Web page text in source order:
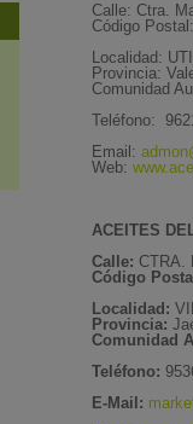
Calle: Ctra.
Código
Localidad:
Provincia:
Comunidad
Teléfono:
Email:
Web:
ACEITES
Calle: CTRA.
Código
Localidad:
Provincia:
Comunidad
Teléfono:
E-Mail: